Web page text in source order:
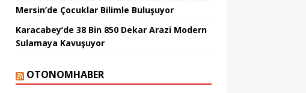
Mersin’de Çocuklar Bilimle Buluşuyor
Karacabey’de 38 Bin 850 Dekar Arazi Modern
Sulamaya Kavuşuyor
OTONOMHABER